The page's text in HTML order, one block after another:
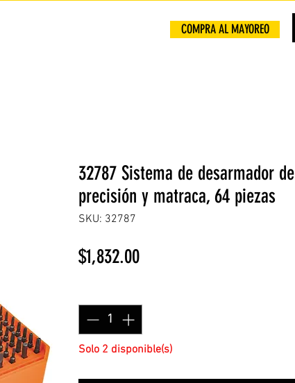
COMPRA AL MAYOREO
32787 Sistema de desarmador de
precisión y matraca, 64 piezas
SKU: 32787
$1,832.00Precio
Solo 2 disponible(s)